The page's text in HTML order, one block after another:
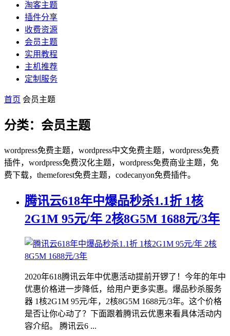
淘客主题
插件分享
收费资源
会员主题
实用教程
主机推荐
定制服务
首页 会员主题
分类：会员主题
wordpress免费主题，wordpress中文免费主题，wordpress免费
插件，wordpress免费汉化主题，wordpress免费商业主题，免
费下载，themeforest免费主题，codecanyon免费插件。
腾讯云618年中爆品秒杀1.1折 1核
2G1M 95元/年 2核8G5M 1688元/3年
2020年618腾讯云年中优惠活动提前开锣了！今年的年中
优惠价格进一步降低，给用户更多实惠。爆品秒杀服务
器 1核2G1M 95元/年，2核8G5M 1688元/3年。这个价格
是否让你心动了？下面跟着腾讯云优惠来看具体活动内
容介绍。 腾讯云6 ...